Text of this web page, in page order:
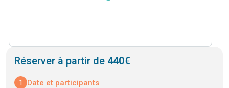
Réserver à partir de 440€
1 Date et participants